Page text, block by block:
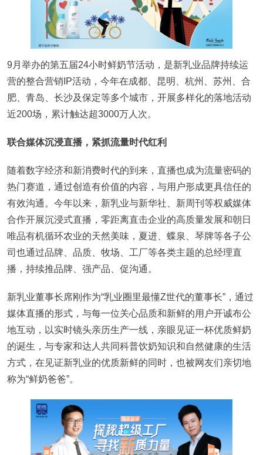
9月举办的第五届24小时鲜奶节活动，是新乳业品牌持续运
营的整合营销IP活动，今年在成都、昆明、杭州、苏州、合
肥、青岛、长沙及保定等多个城市，开展多样化的落地活动
近200场，累计触达超3000万人次。
联合媒体沉浸直播，紧抓流量时代红利
随着数字经济和新消费时代的到来，直播也成为流量密码的
热门赛道，通过创造有价值的内容，与用户形成更具信任的
有效沟通。今年以来，新乳业与新华社、新周刊等权威媒体
合作开展沉浸式直播，零距离直击企业的高质量发展和朝日
唯品有机循环农业的天然美味，夏进、蝶泉、琴牌等各子公
司也通过品牌、品质、牧场、工厂等各类主题的总经理直
播，持续推品牌、强产品、促沟通。
新乳业董事长席刚作为“乳业圈里最懂Z世代的董事长”，通过
媒体直播的形式，与每一位关心品质和新鲜的用户开诚布公
地互动，以实时镜头亲历生产一线，亲眼见证一杯优质鲜奶
的诞生，与专家和达人共同科普饮奶知识和自然健康的生活
方式，在见证新乳业的优质新鲜的同时，也被网友们亲切地
称为“鲜奶爸爸”。